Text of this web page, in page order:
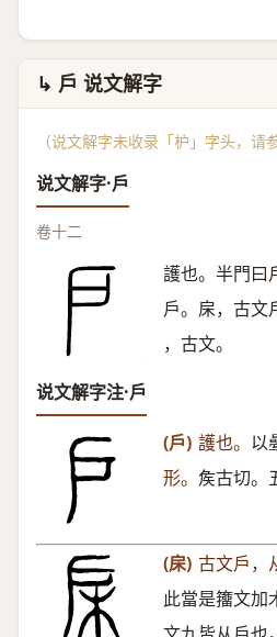
↳ 戶 说文解字
（说文解字未收录「枦」字头，请
说文解字·戶
卷十二
護也。半門曰
戶。㦿，古文
，古文。
说文解字注·戶
(戶) 護也。 以
形。 矦古切。
(㦿) 古文戶，
此當是籒文加